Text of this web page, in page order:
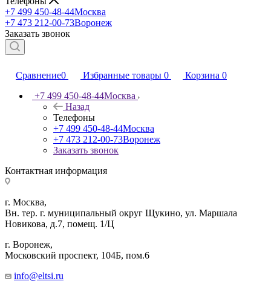
+7 499 450-48-44Москва
+7 473 212-00-73Воронеж
Заказать звонок
Сравнение0 Избранные товары 0 Корзина 0
+7 499 450-48-44Москва
Назад
Телефоны
+7 499 450-48-44Москва
+7 473 212-00-73Воронеж
Заказать звонок
Контактная информация
г. Москва,
Вн. тер. г. муниципальный округ Щукино, ул. Маршала
Новикова, д.7, помещ. 1/Ц
г. Воронеж,
​Московский проспект, 104Б, пом.6
info@eltsi.ru